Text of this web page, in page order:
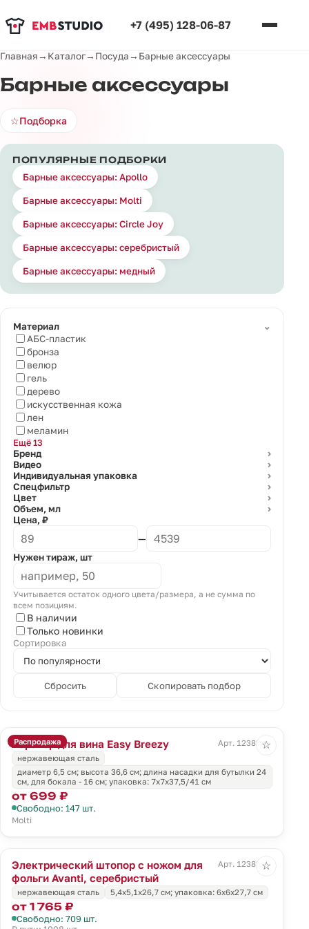
+7 (495) 128-06-87
Главная→ Каталог→ Посуда→ Барные аксессуары
Барные аксессуары
☆Подборка
ПОПУЛЯРНЫЕ ПОДБОРКИ
Барные аксессуары: Apollo
Барные аксессуары: Molti
Барные аксессуары: Circle Joy
Барные аксессуары: серебристый
Барные аксессуары: медный
Материал
⌄
АБС-пластик
бронза
велюр
гель
дерево
искусственная кожа
лен
меламин
Ещё 13
Бренд
⌄
Видео ⌄
Индивидуальная упаковка ⌄
Спецфильтр ⌄
Цвет ⌄
Объем, мл ⌄
Цена, ₽
—
Нужен тираж, шт
Учитывается остаток одного цвета/размера, а не сумма по
всем позициям.
В наличии
Только новинки
Сортировка
Сбросить Скопировать подбор
Распродажа
Аэратор для вина Easy Breezy
Арт. 12382.11
нержавеющая сталь
диаметр 6,5 см; высота 36,6 см; длина насадки для бутылки 24
см, для бокала - 16 см; упаковка: 7x7x37,5/41 см
от 699 ₽
Свободно: 147 шт.
Molti
☆
Электрический штопор с ножом для
фольги Avanti, серебристый
Арт. 12383.11
нержавеющая сталь 5,4х5,1х26,7 см; упаковка: 6x6x27,7 см
от 1 765 ₽
Свободно: 709 шт.
☆